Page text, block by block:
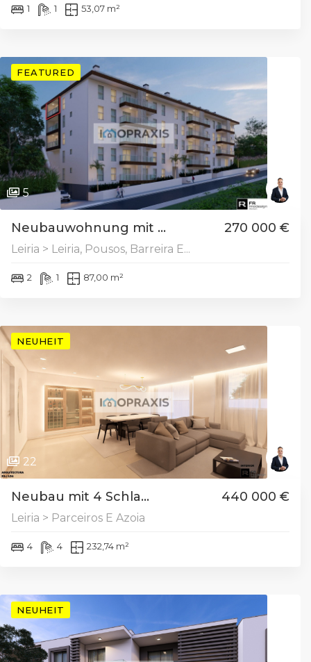
1 1 53,07 m²
FEATURED
5
Neubauwohnung mit ... 270 000 €
Leiria > Leiria, Pousos, Barreira E...
2 1 87,00 m²
NEUHEIT
22
Neubau mit 4 Schla... 440 000 €
Leiria > Parceiros E Azoia
4 4 232,74 m²
NEUHEIT